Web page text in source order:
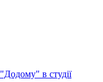
в студії